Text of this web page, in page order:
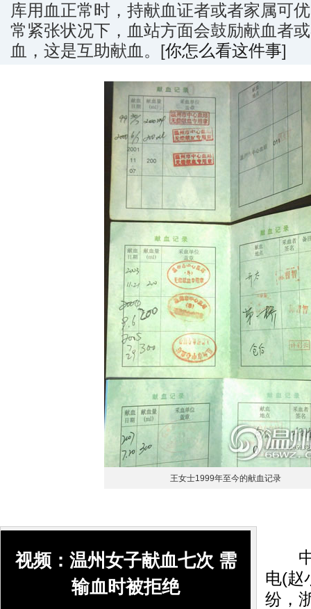
库用血正常时，持献血证者或者家属可
常紧张状况下，血站方面会鼓励献血者
血，这是互助献血。[你怎么看这件事]
王女士1999年至今的献血记录
视频：温州女子献血七次 需
输血时被拒绝
中
电(赵
纷，